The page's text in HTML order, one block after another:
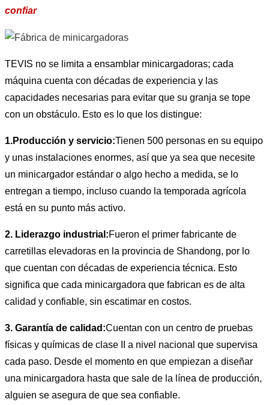
confiar
TEVIS no se limita a ensamblar minicargadoras; cada
máquina cuenta con décadas de experiencia y las
capacidades necesarias para evitar que su granja se tope
con un obstáculo. Esto es lo que los distingue:
1.Producción y servicio:Tienen 500 personas en su equipo
y unas instalaciones enormes, así que ya sea que necesite
un minicargador estándar o algo hecho a medida, se lo
entregan a tiempo, incluso cuando la temporada agrícola
está en su punto más activo.
2. Liderazgo industrial:Fueron el primer fabricante de
carretillas elevadoras en la provincia de Shandong, por lo
que cuentan con décadas de experiencia técnica. Esto
significa que cada minicargadora que fabrican es de alta
calidad y confiable, sin escatimar en costos.
3. Garantía de calidad:Cuentan con un centro de pruebas
físicas y químicas de clase II a nivel nacional que supervisa
cada paso. Desde el momento en que empiezan a diseñar
una minicargadora hasta que sale de la línea de producción,
alguien se asegura de que sea confiable.